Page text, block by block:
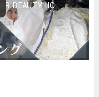
BEAUTY IIC